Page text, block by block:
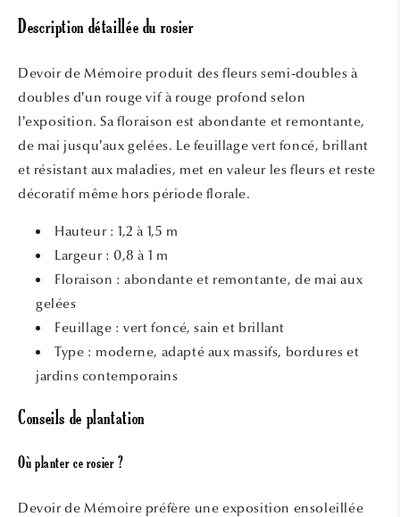
Description détaillée du rosier
Devoir de Mémoire produit des fleurs semi-doubles à
doubles d’un rouge vif à rouge profond selon
l’exposition. Sa floraison est abondante et remontante,
de mai jusqu’aux gelées. Le feuillage vert foncé, brillant
et résistant aux maladies, met en valeur les fleurs et reste
décoratif même hors période florale.
Hauteur : 1,2 à 1,5 m
Largeur : 0,8 à 1 m
Floraison : abondante et remontante, de mai aux
gelées
Feuillage : vert foncé, sain et brillant
Type : moderne, adapté aux massifs, bordures et
jardins contemporains
Conseils de plantation
Où planter ce rosier ?
Devoir de Mémoire préfère une exposition ensoleillée